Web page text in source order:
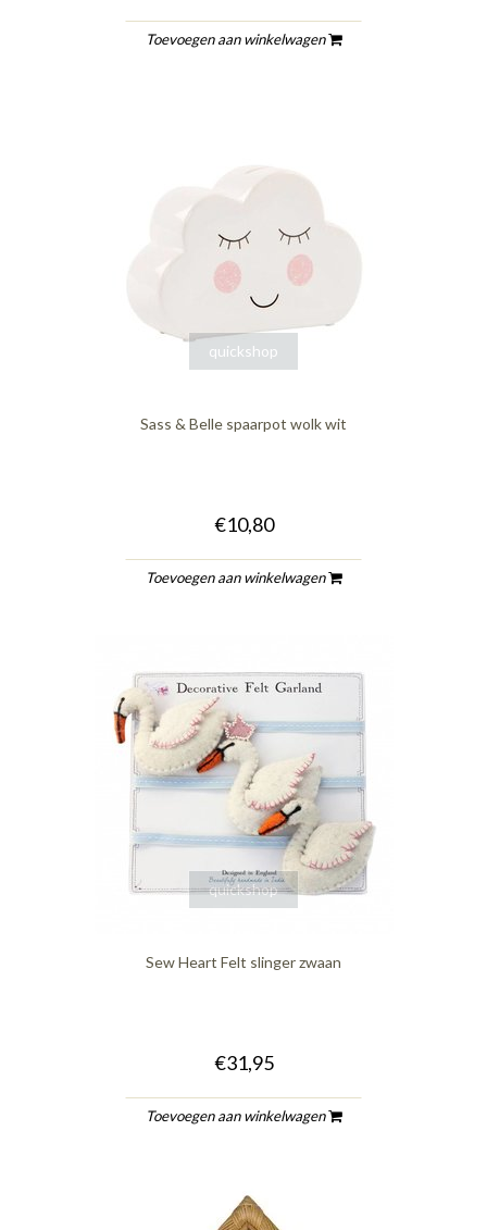
Toevoegen aan winkelwagen
quickshop
Sass & Belle spaarpot wolk wit
€10,80
Toevoegen aan winkelwagen
quickshop
Sew Heart Felt slinger zwaan
€31,95
Toevoegen aan winkelwagen